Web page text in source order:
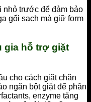
nhỏ trước để đảm bảo
gối sạch mà giữ form
gia hỗ trợ giặt
cho cách giặt chăn
ngăn bột giặt để phân
enzyme tăng